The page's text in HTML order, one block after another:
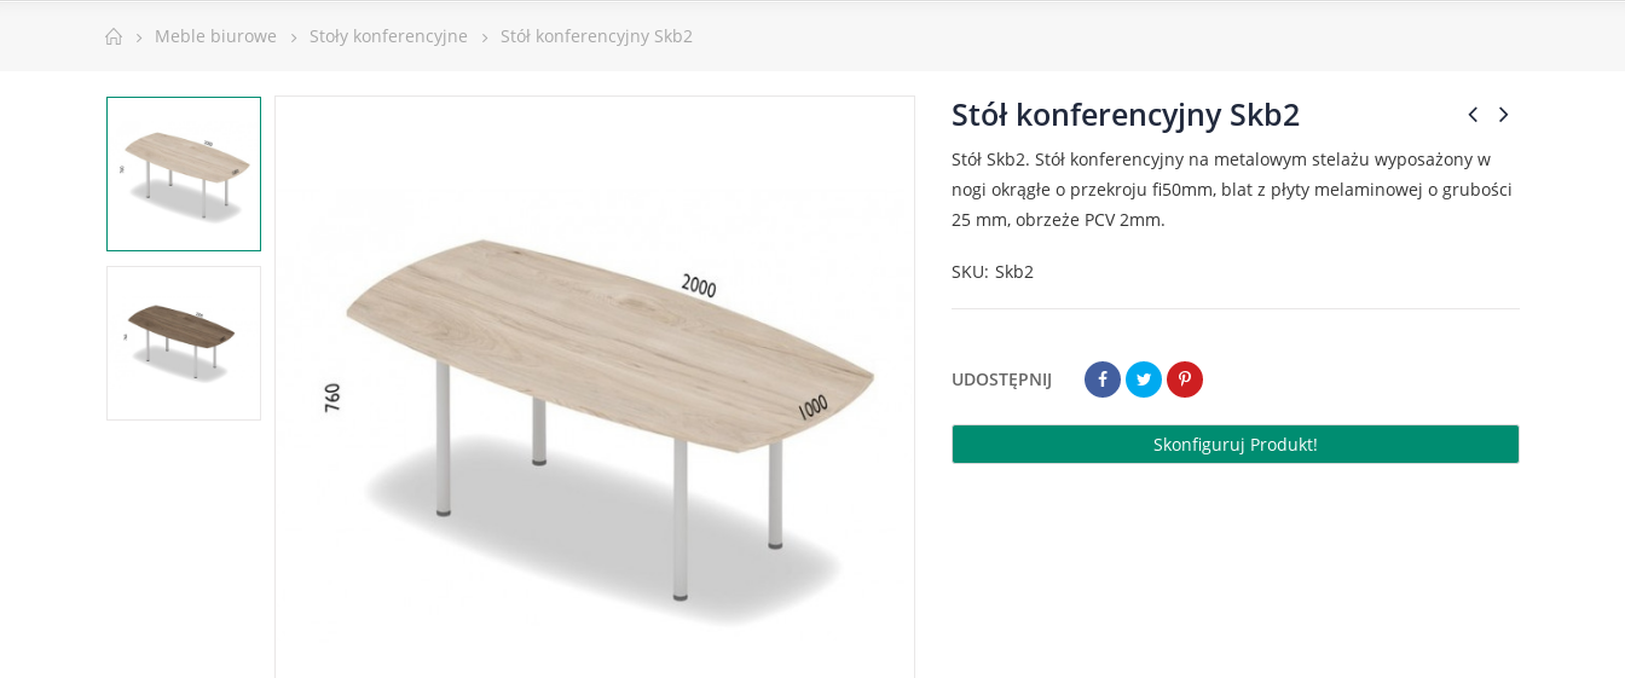
Meble biurowe Stoły konferencyjne Stół konferencyjny Skb2
Stół konferencyjny Skb2
Stół Skb2. Stół konferencyjny na metalowym stelażu wyposażony w
nogi okrągłe o przekroju fi50mm, blat z płyty melaminowej o grubości
25 mm, obrzeże PCV 2mm.
SKU Skb2
UDOSTĘPNIJ
Skonfiguruj Produkt!